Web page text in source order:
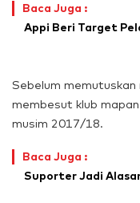
Baca Juga :
Appi Beri Target
Sebelum
membesut klub
musim 2017/18.
Baca Juga :
Suporter Jadi